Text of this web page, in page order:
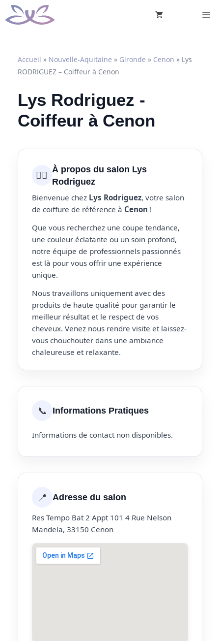
Aller
au
Accueil » Nouvelle-Aquitaine » Gironde » Cenon » Lys
RODRIGUEZ – Coiffeur à Cenon
Lys Rodriguez -
Coiffeur à Cenon
💇‍♀️ À propos du salon Lys
Rodriguez
Bienvenue chez Lys Rodriguez, votre salon
de coiffure de référence à Cenon !
Que vous recherchez une coupe tendance,
une couleur éclatante ou un soin profond,
notre équipe de professionnels passionnés
est là pour vous offrir une expérience
unique.
Nous travaillons uniquement avec des
produits de haute qualité pour garantir le
meilleur résultat et le respect de vos
cheveux. Venez nous rendre visite et laissez-
vous chouchouter dans une ambiance
chaleureuse et relaxante.
📞 Informations Pratiques
Informations de contact non disponibles.
📍 Adresse du salon
Res Tempo Bat 2 Appt 101 4 Rue Nelson
Mandela, 33150 Cenon